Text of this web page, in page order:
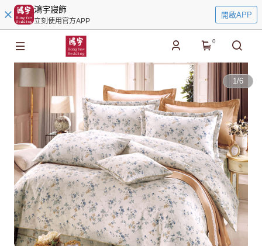
鴻宇寢飾
立刻使用官方APP
開啟APP
0
1/6